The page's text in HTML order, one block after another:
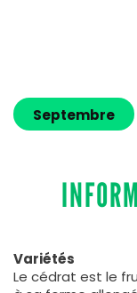
Septembre
Variétés
Le cédrat est le